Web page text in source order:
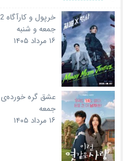
خرپول و کارآگاه 2
جمعه و شنبه
۱۶ مرداد ۱۴۰۵
عشق گره خورده‌ی
جمعه
۱۶ مرداد ۱۴۰۵